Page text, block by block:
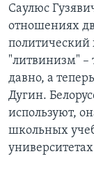
Саулюс
отношениях
политический
"литвинизм" –
давно, а
Дугин.
используют,
школьных